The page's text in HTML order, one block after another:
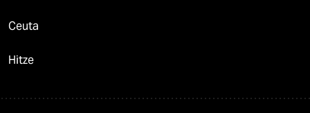
Ceuta
Hitze